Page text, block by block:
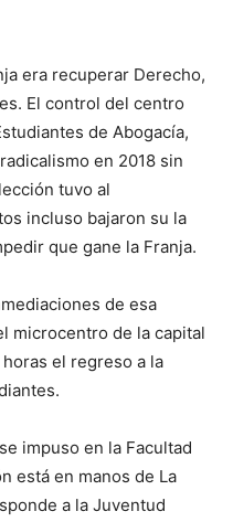
era recuperar Derecho,
El control del centro
de Abogacía,
en 2018 sin
tuvo al
incluso bajaron su la
que gane la Franja.
de esa
microcentro de la capital
el regreso a la
impuso en la Facultad
está en manos de La
a la Juventud